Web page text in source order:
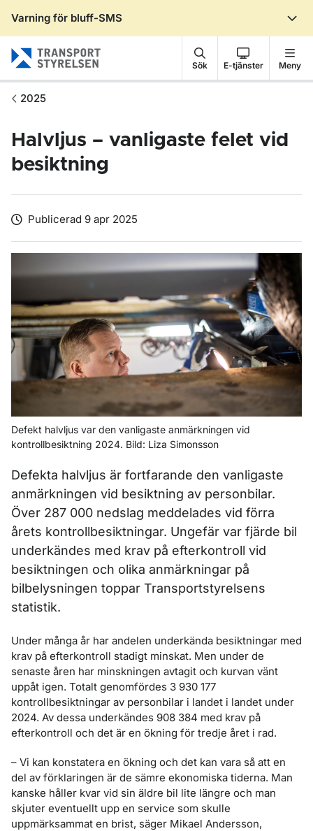
Varning för bluff-SMS
Sök E-tjänster Meny
2025
Halvljus – vanligaste felet vid
besiktning
Publicerad 9 apr 2025
Defekt halvljus var den vanligaste anmärkningen vid
kontrollbesiktning 2024. Bild: Liza Simonsson
Defekta halvljus är fortfarande den vanligaste
anmärkningen vid besiktning av personbilar.
Över 287 000 nedslag meddelades vid förra
årets kontrollbesiktningar. Ungefär var fjärde bil
underkändes med krav på efterkontroll vid
besiktningen och olika anmärkningar på
bilbelysningen toppar Transportstyrelsens
statistik.
Under många år har andelen underkända besiktningar med
krav på efterkontroll stadigt minskat. Men under de
senaste åren har minskningen avtagit och kurvan vänt
uppåt igen. Totalt genomfördes 3 930 177
kontrollbesiktningar av personbilar i landet i landet under
2024. Av dessa underkändes 908 384 med krav på
efterkontroll och det är en ökning för tredje året i rad.
– Vi kan konstatera en ökning och det kan vara så att en
del av förklaringen är de sämre ekonomiska tiderna. Man
kanske håller kvar vid sin äldre bil lite längre och man
skjuter eventuellt upp en service som skulle
uppmärksammat en brist, säger Mikael Andersson,